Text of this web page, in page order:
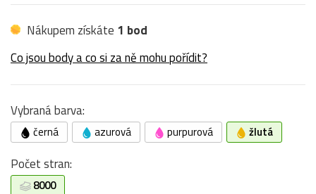
Nákupem získáte 1 bod
Co jsou body a co si za ně mohu pořídit?
Vybraná barva:
černá azurová purpurová žlutá
Počet stran:
8000